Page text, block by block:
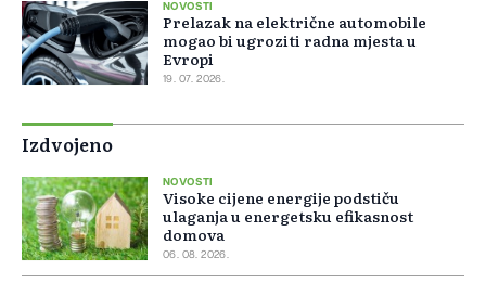
NOVOSTI
Prelazak na električne automobile
mogao bi ugroziti radna mjesta u
Evropi
19. 07. 2026.
Izdvojeno
NOVOSTI
Visoke cijene energije podstiču
ulaganja u energetsku efikasnost
domova
06. 08. 2026.